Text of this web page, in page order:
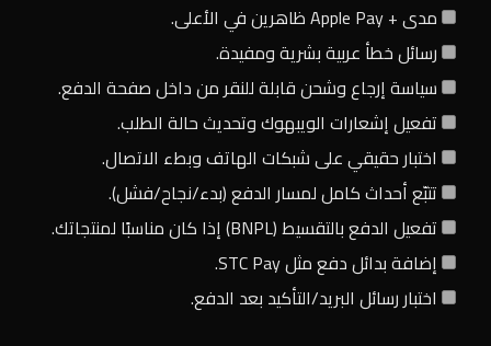
مدى + Apple Pay ظاهرين في الأعلى.
رسائل خطأ عربية بشرية ومفيدة.
سياسة إرجاع وشحن قابلة للنقر من داخل صفحة الدفع.
تفعيل إشعارات الويبهوك وتحديث حالة الطلب.
اختبار حقيقي على شبكات الهاتف وبطء الاتصال.
تتبّع أحداث كامل لمسار الدفع (بدء/نجاح/فشل).
تفعيل الدفع بالتقسيط (BNPL) إذا كان مناسبًا لمنتجاتك.
إضافة بدائل دفع مثل STC Pay.
اختبار رسائل البريد/التأكيد بعد الدفع.